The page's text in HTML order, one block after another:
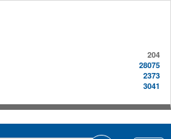
204
28075
2373
3041